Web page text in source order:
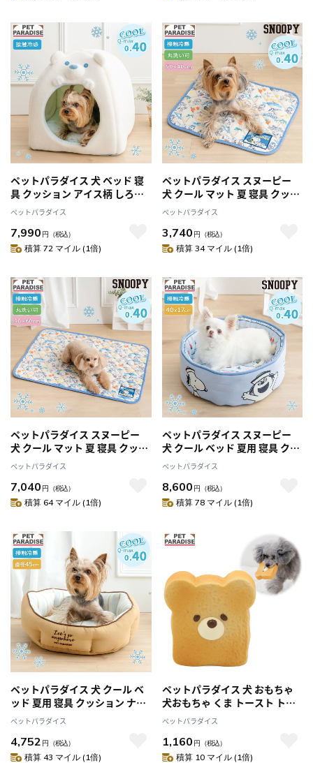
ペットパラダイス 犬 ベッド 寝
具 クッション アイス柄 しろく
ま クールハウス ペットベッド
ペットソファー ペットクッショ
ン 夏用 クマ 接触冷感 冷感 ひん
やり 室内用 ドーム型 白熊
ペットパラダイス
7,990 円 （税込）
積算 72 マイル (1倍)
ペットパラダイス スヌーピー
犬 クール マット 夏 寝具 クッシ
ョン ベッド サマーバーケーシ
ョン柄 （50×40cm） 小型犬
ペットベッド ペットソファー
ペットクッション 涼しい ひん
ペットパラダイス
3,740 円 （税込）
積算 34 マイル (1倍)
ペットパラダイス スヌーピー
犬 クール マット 夏 寝具 クッシ
ョン ベッド サマーバーケーシ
ョン柄 （90×60cm） 小型犬
中型犬 ペットベッド ペットソ
ファー ペットクッション 涼し
ペットパラダイス
7,040 円 （税込）
積算 64 マイル (1倍)
ペットパラダイス スヌーピー
犬 クール ベッド 夏用 寝具 クッ
ション ブラザーズ クールカッ
プ カドラー （40×17cm） ペ
ットベッド ペットソファー ペ
ットクッション 接触冷感 猫 ひ
ペットパラダイス
8,600 円 （税込）
積算 78 マイル (1倍)
ペットパラダイス 犬 クール ベ
ッド 夏用 寝具 クッション ナチ
ュラル柄 カドラー
（45×14cm）丸型 ペットベッ
ド ペットソファー ペットクッ
ション 接触冷感 猫 ひんやり 涼
ペットパラダイス
4,752 円 （税込）
積算 43 マイル (1倍)
ペットパラダイス 犬 おもちゃ
犬おもちゃ くま トースト トイ
小型犬 犬用おもちゃ ペット ボ
ール 噛む 音 鳴る 音が鳴る ペッ
トトイ 玩具 TOY かわいい おも
しろ
ペットパラダイス
1,160 円 （税込）
積算 10 マイル (1倍)